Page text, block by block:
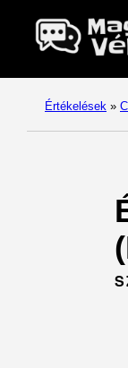
Értékelések »